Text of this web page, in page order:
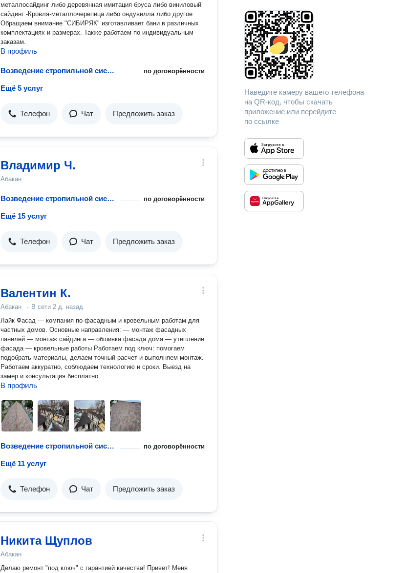
металлосайдинг либо деревянная имитация бруса либо виниловый
сайдинг -Кровля-металлочерепица либо ондувилла либо другое
Обращаем внимание "СИБИРЯК" изготавливает бани в различных
комплектациях и размерах. Также работаем по индивидуальным
заказам.
В профиль
Возведение стропильной системы по договорённости
Ещё 5 услуг
Телефон Чат Предложить заказ
Владимир Ч.
Абакан
Возведение стропильной системы по договорённости
Ещё 15 услуг
Телефон Чат Предложить заказ
Валентин К.
Абакан · В сети 2 д. назад
Лайк Фасад — компания по фасадным и кровельным работам для
частных домов. Основные направления: — монтаж фасадных
панелей — монтаж сайдинга — обшивка фасада дома — утепление
фасада — кровельные работы Работаем под ключ: помогаем
подобрать материалы, делаем точный расчет и выполняем монтаж.
Работаем аккуратно, соблюдаем технологию и сроки. Выезд на
замер и консультация бесплатно.
В профиль
Возведение стропильной системы по договорённости
Ещё 11 услуг
Телефон Чат Предложить заказ
Никита Щуплов
Абакан
Делаю ремонт "под ключ" с гарантией качества! Привет! Меня
Наведите камеру вашего телефона
на QR-код, чтобы скачать
приложение или перейдите
по ссылке